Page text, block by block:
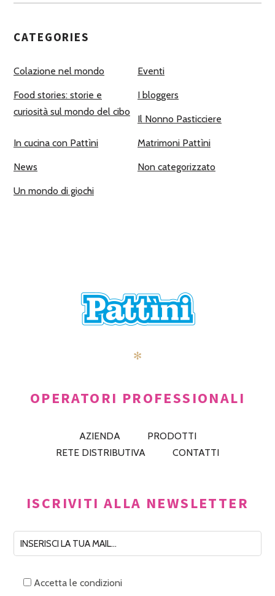
CATEGORIES
Colazione nel mondo Eventi
Food stories: storie e
curiosità sul mondo del cibo
I bloggers
Il Nonno Pasticciere
In cucina con Pattìni Matrimoni Pattìni
News Non categorizzato
Un mondo di giochi
✻
OPERATORI PROFESSIONALI
AZIENDA
PRODOTTI
RETE DISTRIBUTIVA
CONTATTI
ISCRIVITI ALLA NEWSLETTER
Accetta le condizioni